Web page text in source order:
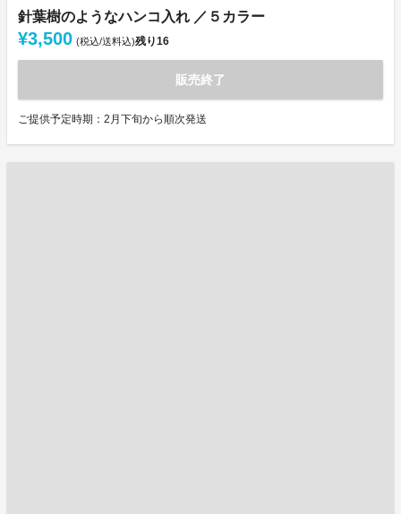
針葉樹のようなハンコ入れ ／５カラー
¥3,500 (税込/送料込)残り16
販売終了
ご提供予定時期：2月下旬から順次発送